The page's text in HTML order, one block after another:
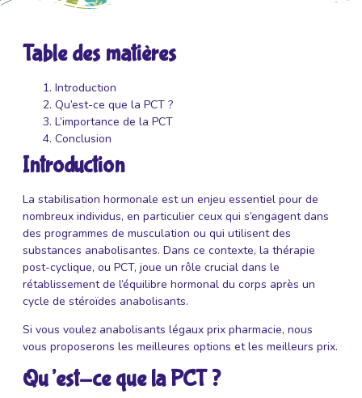
Table des matières
Introduction
Qu’est-ce que la PCT ?
L’importance de la PCT
Conclusion
Introduction
La stabilisation hormonale est un enjeu essentiel pour de
nombreux individus, en particulier ceux qui s’engagent dans
des programmes de musculation ou qui utilisent des
substances anabolisantes. Dans ce contexte, la thérapie
post-cyclique, ou PCT, joue un rôle crucial dans le
rétablissement de l’équilibre hormonal du corps après un
cycle de stéroïdes anabolisants.
Si vous voulez anabolisants légaux prix pharmacie, nous
vous proposerons les meilleures options et les meilleurs prix.
Qu’est-ce que la PCT ?